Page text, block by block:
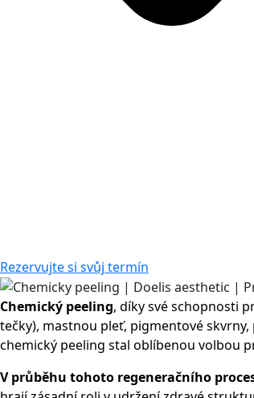
Rezervujte si svůj termín
Chemický peeling, díky své schopnosti
tečky), mastnou pleť, pigmentové
chemický peeling stal oblíbenou volbou
V průběhu tohoto regeneračního